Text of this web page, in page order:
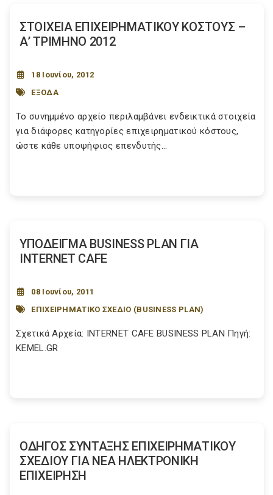
ΣΤΟΙΧΕΙΑ ΕΠΙΧΕΙΡΗΜΑΤΙΚΟΥ ΚΟΣΤΟΥΣ –
Α’ ΤΡΙΜΗΝΟ 2012
18 Ιουνίου, 2012
ΕΞΟΔΑ
Το συνημμένο αρχείο περιλαμβάνει ενδεικτικά στοιχεία
για διάφορες κατηγορίες επιχειρηματικού κόστους,
ώστε κάθε υποψήφιος επενδυτής...
ΥΠΟΔΕΙΓΜΑ BUSINESS PLAN ΓΙΑ
INTERNET CAFE
08 Ιουνίου, 2011
ΕΠΙΧΕΙΡΗΜΑΤΙΚΟ ΣΧΕΔΙΟ (BUSINESS PLAN)
Σχετικά Αρχεία: INTERNET CAFE BUSINESS PLAN Πηγή:
KEMEL.GR
ΟΔΗΓΟΣ ΣΥΝΤΑΞΗΣ ΕΠΙΧΕΙΡΗΜΑΤΙΚΟΥ
ΣΧΕΔΙΟΥ ΓΙΑ ΝΕΑ ΗΛΕΚΤΡΟΝΙΚΗ
ΕΠΙΧΕΙΡΗΣΗ